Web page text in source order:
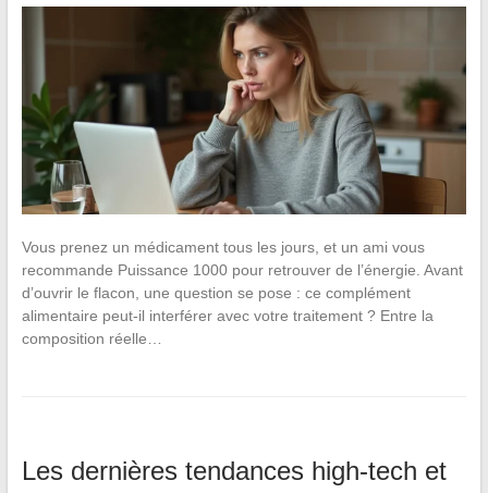
Vous prenez un médicament tous les jours, et un ami vous
recommande Puissance 1000 pour retrouver de l’énergie. Avant
d’ouvrir le flacon, une question se pose : ce complément
alimentaire peut-il interférer avec votre traitement ? Entre la
composition réelle…
Les dernières tendances high-tech et